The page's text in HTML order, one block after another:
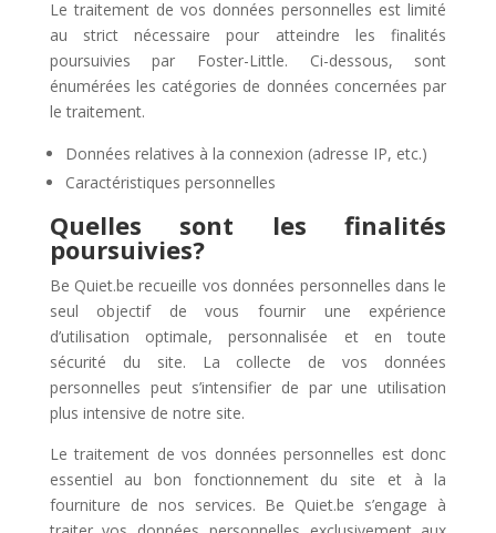
Le traitement de vos données personnelles est limité
au strict nécessaire pour atteindre les finalités
poursuivies par Foster-Little. Ci-dessous, sont
énumérées les catégories de données concernées par
le traitement.
Données relatives à la connexion (adresse IP, etc.)
Caractéristiques personnelles
Quelles sont les finalités
poursuivies?
Be Quiet.be recueille vos données personnelles dans le
seul objectif de vous fournir une expérience
d’utilisation optimale, personnalisée et en toute
sécurité du site. La collecte de vos données
personnelles peut s’intensifier de par une utilisation
plus intensive de notre site.
Le traitement de vos données personnelles est donc
essentiel au bon fonctionnement du site et à la
fourniture de nos services. Be Quiet.be s’engage à